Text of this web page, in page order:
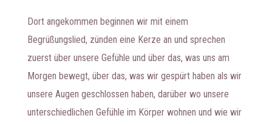
Dort angekommen beginnen wir mit einem
Begrüßungslied, zünden eine Kerze an und sprechen
zuerst über unsere Gefühle und über das, was uns am
Morgen bewegt, über das, was wir gespürt haben als wir
unsere Augen geschlossen haben, darüber wo unsere
unterschiedlichen Gefühle im Körper wohnen und wie wir